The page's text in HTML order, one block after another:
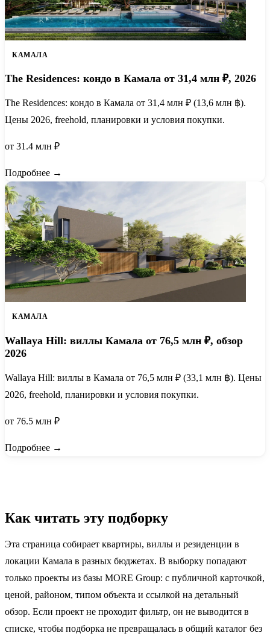
КАМАЛА
The Residences: кондо в Камала от 31,4 млн ₽, 2026
The Residences: кондо в Камала от 31,4 млн ₽ (13,6 млн ฿).
Цены 2026, freehold, планировки и условия покупки.
от 31.4 млн ₽
Подробнее →
КАМАЛА
Wallaya Hill: виллы Камала от 76,5 млн ₽, обзор
2026
Wallaya Hill: виллы в Камала от 76,5 млн ₽ (33,1 млн ฿). Цены
2026, freehold, планировки и условия покупки.
от 76.5 млн ₽
Подробнее →
Как читать эту подборку
Эта страница собирает квартиры, виллы и резиденции в
локации Камала в разных бюджетах. В выборку попадают
только проекты из базы MORE Group: с публичной карточкой,
ценой, районом, типом объекта и ссылкой на детальный
обзор. Если проект не проходит фильтр, он не выводится в
списке, чтобы подборка не превращалась в общий каталог без